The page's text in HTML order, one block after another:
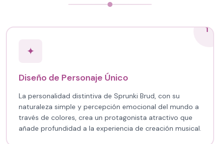
1
✦
Diseño de Personaje Único
La personalidad distintiva de Sprunki Brud, con su
naturaleza simple y percepción emocional del mundo a
través de colores, crea un protagonista atractivo que
añade profundidad a la experiencia de creación musical.